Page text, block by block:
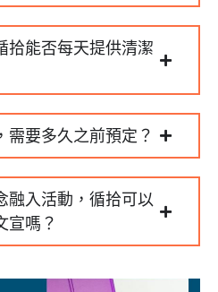
拾能否每天提供清潔
需要多久之前預定？
融入活動，循拾可以
宣嗎？